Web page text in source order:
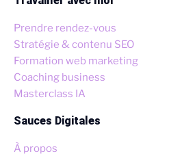
Prendre rendez-vous
Stratégie & contenu SEO
Formation web marketing
Coaching business
Masterclass IA
Sauces Digitales
À propos